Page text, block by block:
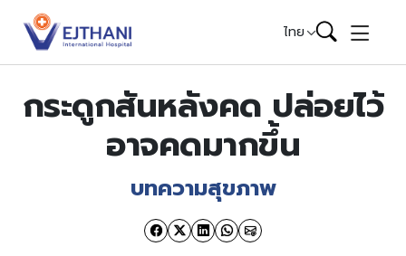
Skip to content
ไทย
กระดูกสันหลังคด ปล่อยไว้
อาจคดมากขึ้น
บทความสุขภาพ